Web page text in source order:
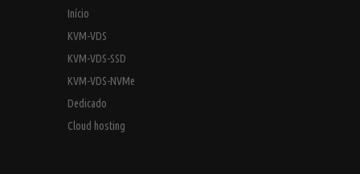
Início
KVM-VDS
KVM-VDS-SSD
KVM-VDS-NVMe
Dedicado
Cloud hosting